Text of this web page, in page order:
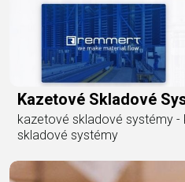
Kazetové Skladové
kazetové skladové systémy -
skladové systémy